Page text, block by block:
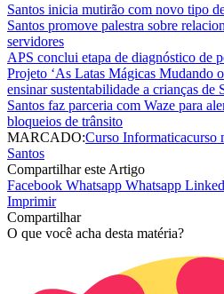
Santos inicia mutirão com novo tipo
Santos promove palestra sobre
servidores
APS conclui etapa de diagnóstico de
Projeto ‘As Latas Mágicas Mudando
ensinar sustentabilidade a crianças de
Santos faz parceria com Waze para
bloqueios de trânsito
MARCADO:Curso Informaticacurso
Santos
Compartilhar este Artigo
Facebook Whatsapp Whatsapp
Imprimir
Compartilhar
O que você acha desta matéria?